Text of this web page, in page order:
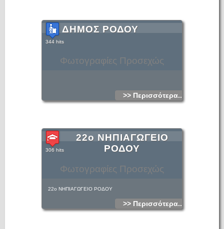
Φωτογραφίες Προσεχώς
ΔΗΜΟΣ ΡΟΔΟΥ
344 hits
>> Περισσότερα...
Φωτογραφίες Προσεχώς
22ο ΝΗΠΙΑΓΩΓΕΙΟ
ΡΟΔΟΥ
306 hits
22ο ΝΗΠΙΑΓΩΓΕΙΟ ΡΟΔΟΥ
>> Περισσότερα...